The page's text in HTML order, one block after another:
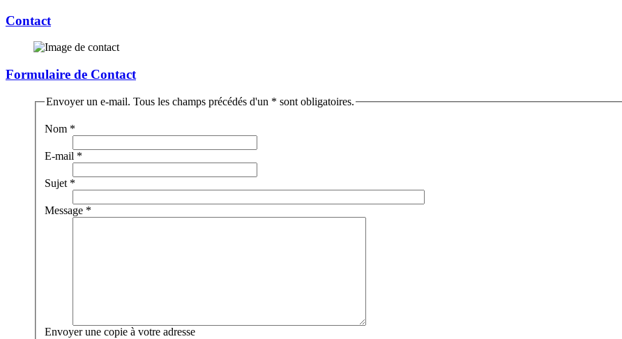
Contact
Formulaire de Contact
Envoyer un e-mail. Tous les champs précédés d'un * sont obligatoires.
Nom *
E-mail *
Sujet*
Message *
Envoyer une copie à votre adresse